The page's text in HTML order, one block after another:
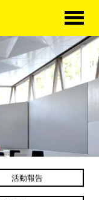
HOME
学科概要
学べる分野
大学院
進路・資格
活動報告